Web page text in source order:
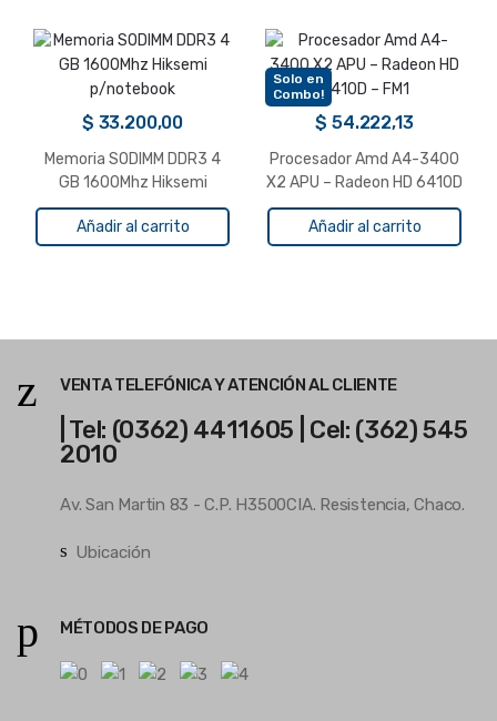
$ 33.200,00
Memoria SODIMM DDR3 4
GB 1600Mhz Hiksemi
p/notebook
Añadir al carrito
Solo en
Combo!
$ 54.222,13
Procesador Amd A4-3400
X2 APU – Radeon HD 6410D
– FM1
Añadir al carrito
VENTA TELEFÓNICA Y ATENCIÓN AL CLIENTE
| Tel: (0362) 4411605 | Cel: (362) 545
2010
Av. San Martin 83 - C.P. H3500CIA. Resistencia, Chaco.
Ubicación
MÉTODOS DE PAGO